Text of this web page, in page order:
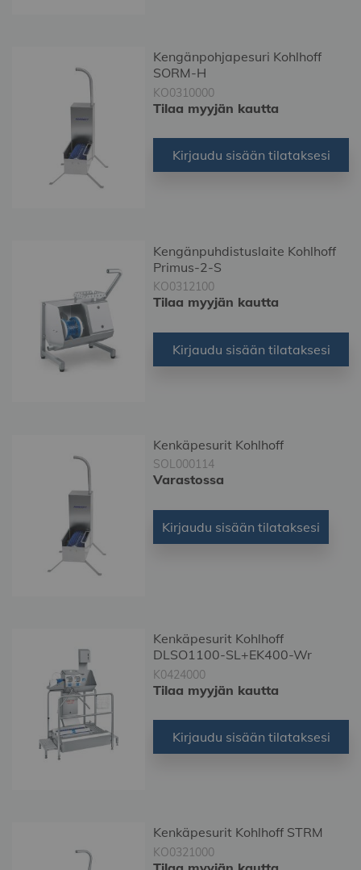
Kengänpohjapesuri Kohlhoff
SORM-H
KO0310000
Tilaa myyjän kautta
Kirjaudu sisään tilataksesi
Kengänpuhdistuslaite Kohlhoff
Primus-2-S
KO0312100
Tilaa myyjän kautta
Kirjaudu sisään tilataksesi
Kenkäpesurit Kohlhoff
SOL000114
Varastossa
Kirjaudu sisään tilataksesi
Kenkäpesurit Kohlhoff
DLSO1100-SL+EK400-Wr
K0424000
Tilaa myyjän kautta
Kirjaudu sisään tilataksesi
Kenkäpesurit Kohlhoff STRM
KO0321000